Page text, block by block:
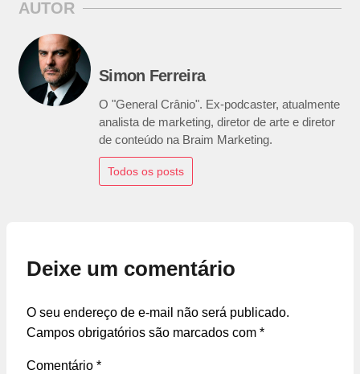
AUTOR
Simon Ferreira
O "General Crânio". Ex-podcaster, atualmente
analista de marketing, diretor de arte e diretor
de conteúdo na Braim Marketing.
Todos os posts
Deixe um comentário
O seu endereço de e-mail não será publicado.
Campos obrigatórios são marcados com *
Comentário *